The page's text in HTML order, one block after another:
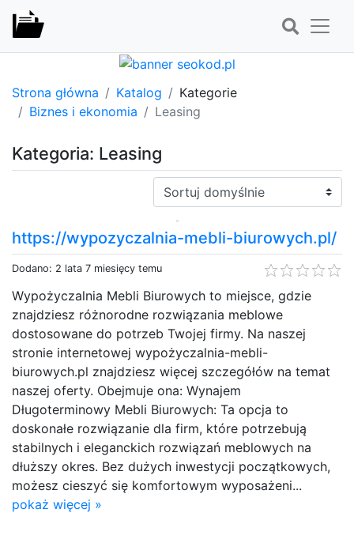
Strona główna Katalog
Kategorie
Biznes i ekonomia
Leasing
Kategoria: Leasing
Sortuj:
https://wypozyczalnia-mebli-biurowych.pl/
Dodano: 2 lata 7 miesięcy temu
Wypożyczalnia Mebli Biurowych to miejsce, gdzie
znajdziesz różnorodne rozwiązania meblowe
dostosowane do potrzeb Twojej firmy. Na naszej
stronie internetowej wypożyczalnia-mebli-
biurowych.pl znajdziesz więcej szczegółów na temat
naszej oferty. Obejmuje ona: Wynajem
Długoterminowy Mebli Biurowych: Ta opcja to
doskonałe rozwiązanie dla firm, które potrzebują
stabilnych i eleganckich rozwiązań meblowych na
dłuższy okres. Bez dużych inwestycji początkowych,
możesz cieszyć się komfortowym wyposażeni...
pokaż więcej »